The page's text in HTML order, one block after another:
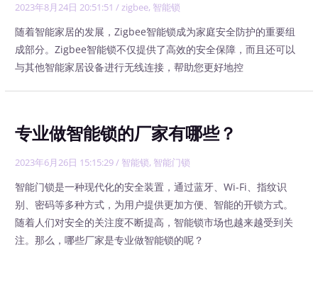
2023年8月24日 20:51:51 /zigbee, 智能锁
随着智能家居的发展，Zigbee智能锁成为家庭安全防护的重要组
成部分。Zigbee智能锁不仅提供了高效的安全保障，而且还可以
与其他智能家居设备进行无线连接，帮助您更好地控
专业做智能锁的厂家有哪些？
2023年6月26日 15:15:29/ 智能锁, 智能门锁
智能门锁是一种现代化的安全装置，通过蓝牙、Wi-Fi、指纹识
别、密码等多种方式，为用户提供更加方便、智能的开锁方式。
随着人们对安全的关注度不断提高，智能锁市场也越来越受到关
注。那么，哪些厂家是专业做智能锁的呢？